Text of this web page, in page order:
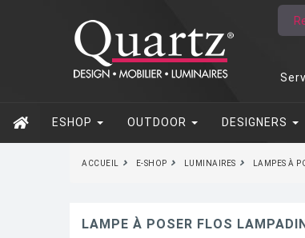
ESHOP OUTDOOR DESIGNERS
ACCUEIL E-SHOP LUMINAIRES LAMPES À
LAMPE À POSER FLOS